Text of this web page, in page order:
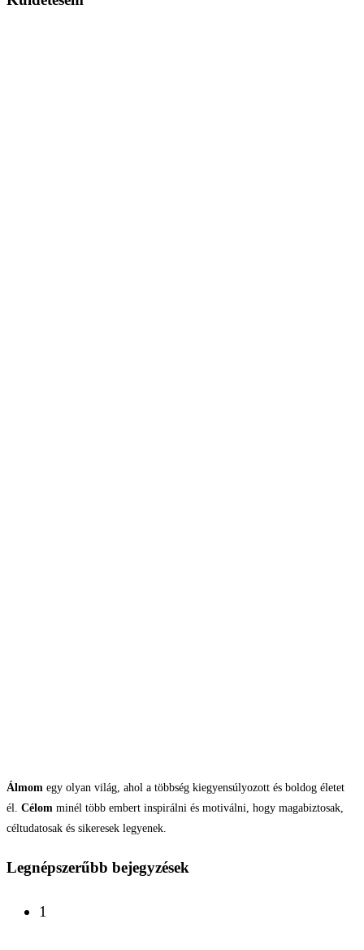
Álmom egy olyan világ, ahol a többség kiegyensúlyozott és boldog életet
él. Célom minél több embert inspirálni és motiválni, hogy magabiztosak,
céltudatosak és sikeresek legyenek.
Legnépszerűbb bejegyzések
1